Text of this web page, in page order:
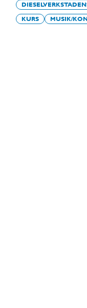
KURS
MUSIK/